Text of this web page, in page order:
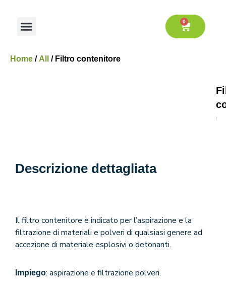
contenuto
0
Cart
Home / All / Filtro contenitore
Descrizione dettagliata
Il filtro contenitore è indicato per l’aspirazione e la
filtrazione di materiali e polveri di qualsiasi genere ad
accezione di materiale esplosivi o detonanti.
Impiego: aspirazione e filtrazione polveri.